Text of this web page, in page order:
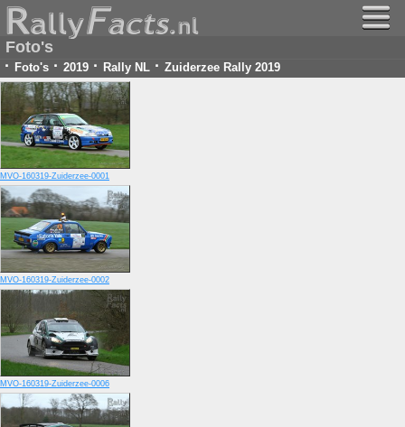
Foto's
· Foto's · 2019 · Rally NL · Zuiderzee Rally 2019
MVO-160319-Zuiderzee-0001
MVO-160319-Zuiderzee-0002
MVO-160319-Zuiderzee-0006